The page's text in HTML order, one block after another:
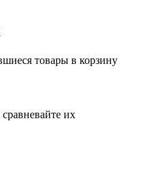
товары в корзину
их